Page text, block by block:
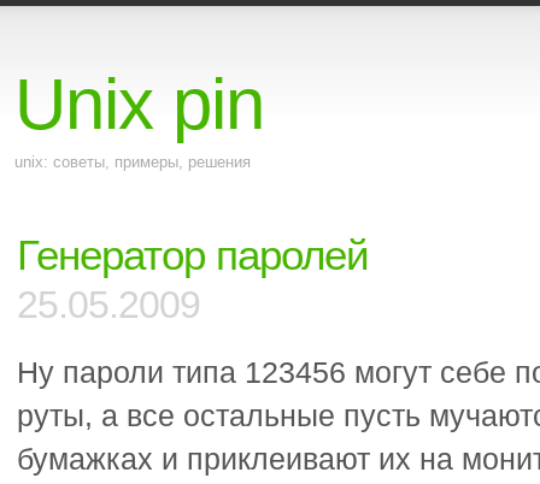
Unix pin
unix: советы, примеры, решения
Генератор паролей
25.05.2009
Ну пароли типа 123456 могут себе
руты, а все остальные пусть
бумажках и приклеивают их на